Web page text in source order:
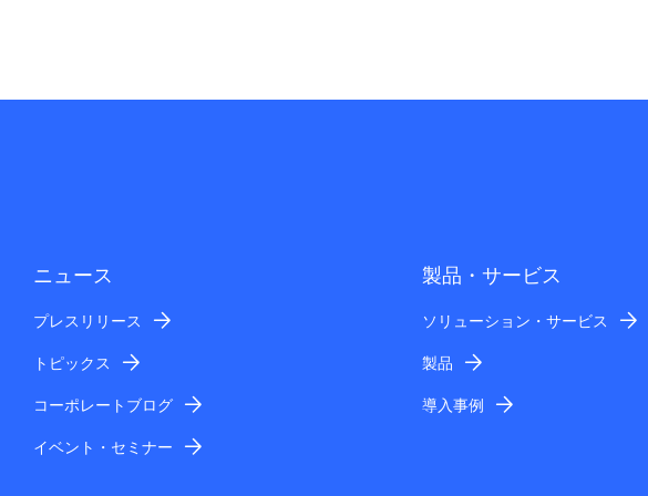
ニュース
プレスリリース
トピックス
コーポレートブログ
イベント・セミナー
製品・サービス
ソリューション・サービス
製品
導入事例